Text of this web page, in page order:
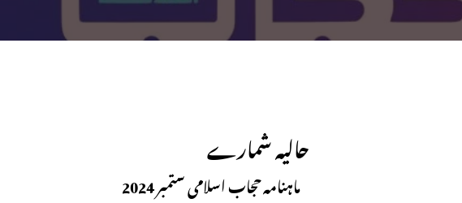
حالیہ شمارے
ماہنامہ حجاب اسلامی ستمبر 2024